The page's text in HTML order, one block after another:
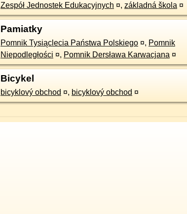
Zespół Jednostek Edukacyjnych ¤, základná škola ¤
Pamiatky
Pomnik Tysiąclecia Państwa Polskiego ¤, Pomnik
Niepodległości ¤, Pomnik Dersława Karwacjana ¤
Bicykel
bicyklový obchod ¤, bicyklový obchod ¤